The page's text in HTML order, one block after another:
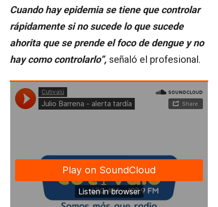
Cuando hay epidemia se tiene que controlar
rápidamente si no sucede lo que sucede
ahorita que se prende el foco de dengue y no
hay como controlarlo”, señaló el profesional.